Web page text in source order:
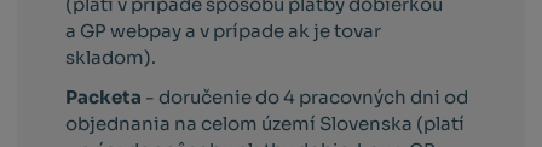
a GP webpay a v prípade ak je tovar
skladom).
Packeta - doručenie do 4 pracovných dni od
objednania na celom území Slovenska (platí